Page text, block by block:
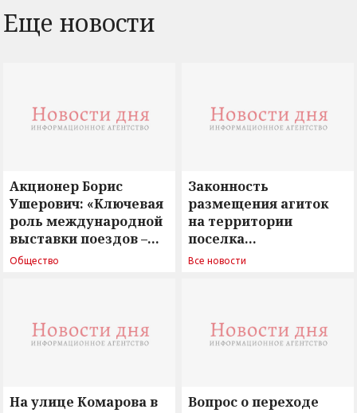
Еще новости
Акционер Борис
Ушерович: «Ключевая
роль международной
выставки поездов –
поиск ответов на
Общество
Законность
размещения агиток
на территории
поселка
Новосергиевка
Все новости
На улице Комарова в
Вопрос о переходе